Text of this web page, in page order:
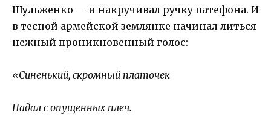
Шульженко — и накручивал ручку патефона. И
в тесной армейской землянке начинал литься
нежный проникновенный голос:
«Синенький, скромный платочек
Падал с опущенных плеч.